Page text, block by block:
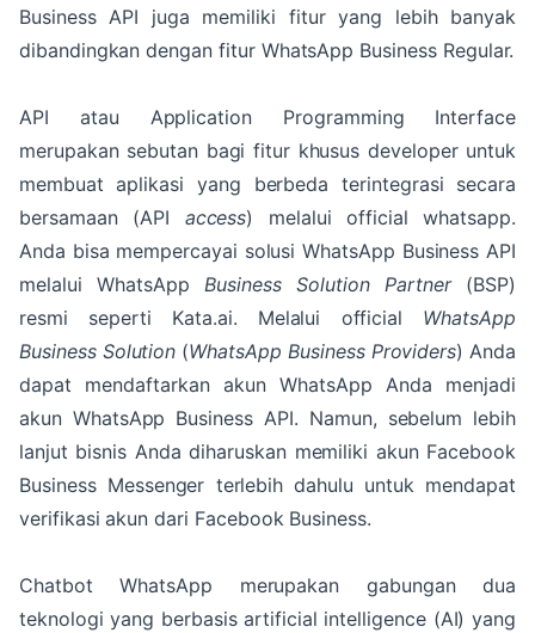
Business API juga memiliki fitur yang lebih banyak
dibandingkan dengan fitur WhatsApp Business Regular.
API atau Application Programming Interface
merupakan sebutan bagi fitur khusus developer untuk
membuat aplikasi yang berbeda terintegrasi secara
bersamaan (API access) melalui official whatsapp.
Anda bisa mempercayai solusi WhatsApp Business API
melalui WhatsAppBusiness Solution Partner(BSP)
resmi seperti Kata.ai. Melalui official WhatsApp
Business Solution (WhatsApp Business Providers) Anda
dapat mendaftarkan akun WhatsApp Anda menjadi
akun WhatsApp Business API. Namun, sebelum lebih
lanjut bisnis Anda diharuskan memiliki akun Facebook
Business Messenger terlebih dahulu untuk mendapat
verifikasi akun dari Facebook Business.
Chatbot WhatsApp merupakan gabungan dua
teknologi yang berbasis artificial intelligence (AI) yang